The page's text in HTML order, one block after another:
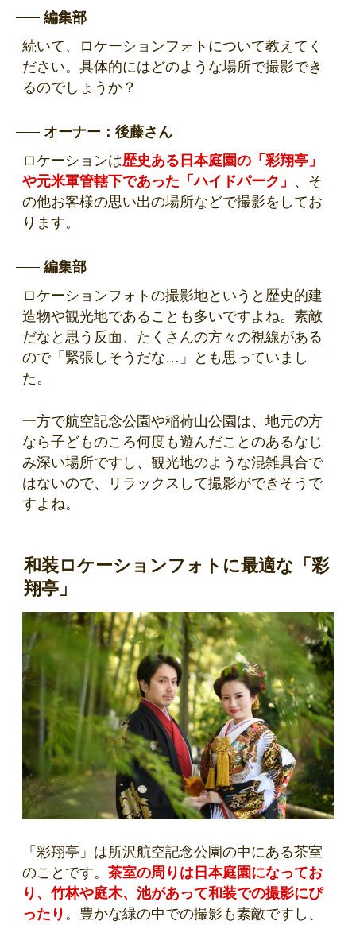
編集部
続いて、ロケーションフォトについて教えてく
ださい。具体的にはどのような場所で撮影でき
るのでしょうか？
オーナー：後藤さん
ロケーションは歴史ある日本庭園の「彩翔亭」
や元米軍管轄下であった「ハイドパーク」 、そ
の他お客様の思い出の場所などで撮影をしてお
ります。
編集部
ロケーションフォトの撮影地というと歴史的建
造物や観光地であることも多いですよね。素敵
だなと思う反面、たくさんの方々の視線がある
ので「緊張しそうだな…」とも思っていまし
た。
一方で航空記念公園や稲荷山公園は、地元の方
なら子どものころ何度も遊んだことのあるなじ
み深い場所ですし、観光地のような混雑具合で
はないので、リラックスして撮影ができそうで
すよね。
和装ロケーションフォトに最適な「彩
翔亭」
「彩翔亭」は所沢航空記念公園の中にある茶室
のことです。 茶室の周りは日本庭園になってお
り、竹林や庭木、池があって和装での撮影にぴ
ったり 。豊かな緑の中での撮影も素敵ですし、